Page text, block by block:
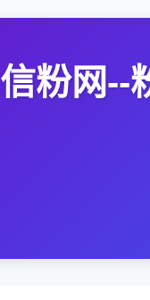
信粉网--